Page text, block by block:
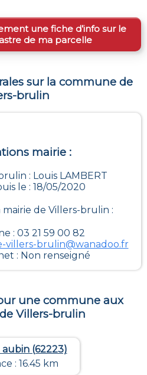
une fiche d’info sur le
de ma parcelle
sur la commune de
brulin
mairie :
: Louis LAMBERT
le : 18/05/2020
de Villers-brulin :
: 03 21 59 00 82
villers-brulin@wanadoo.fr
: Non renseigné
une commune aux
Villers-brulin
(62223)
: 16.45 km